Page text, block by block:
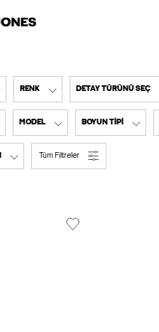
RENK DETAY TÜRÜNÜ SEÇ
MODEL BOYUN TIPI
Tüm Filtreler